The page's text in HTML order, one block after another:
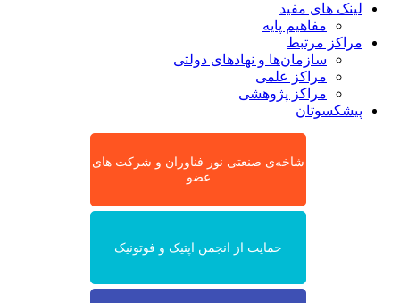
لینک های مفید
مفاهیم پایه
مراکز مرتبط
سازمان‌ها و نهادهای دولتی
مراکز علمی
مراکز پژوهشی
پیشکسوتان
شاخه‌ی صنعتی نور فناوران و شرکت های
عضو
حمایت از انجمن اپتیک و فوتونیک